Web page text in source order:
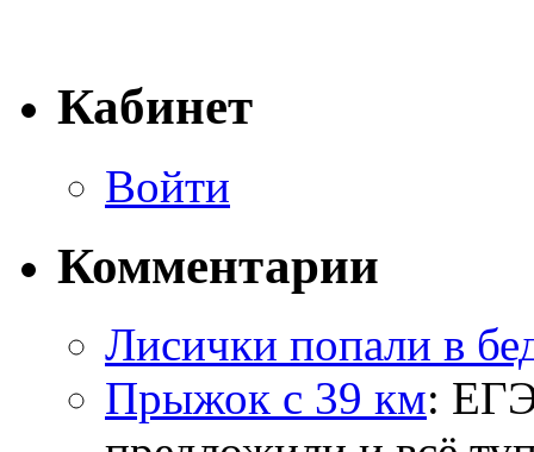
Кабинет
Войти
Комментарии
Лисички попали в
Прыжок с 39 км: